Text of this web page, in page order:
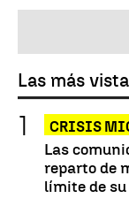
Las más
CRISIS
Las
reparto de
límite de